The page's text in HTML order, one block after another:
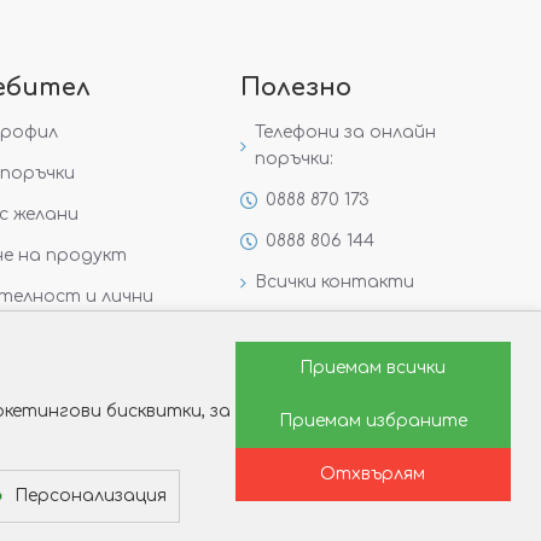
желани
на продукт
и лични
Полезно
Телефони за онлайн
поръчки:
0888 870 173
0888 806 144
Всички контакти
Защо да изберете Victoria
Как да изберем годежен
бисквитки, за
Персонализация
Приемам всички
Приемам избраните
Отхвърлям